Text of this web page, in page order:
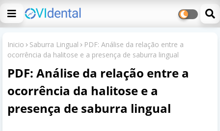
Inicio Saburra Lingual
PDF: Análise da relação entre a
ocorrência da halitose e a presença de saburra lingual
PDF: Análise da relação entre a
ocorrência da halitose e a
presença de saburra lingual